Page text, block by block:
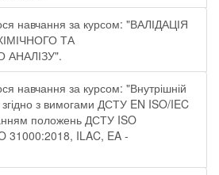
навчання за курсом: "ВАЛІДАЦІЯ
ТА
АНАЛІЗУ".
навчання за курсом: "Внутрішній
з вимогами ДСТУ EN ISO/IEC
положень ДСТУ ISO
31000:2018, ILAC, EA -